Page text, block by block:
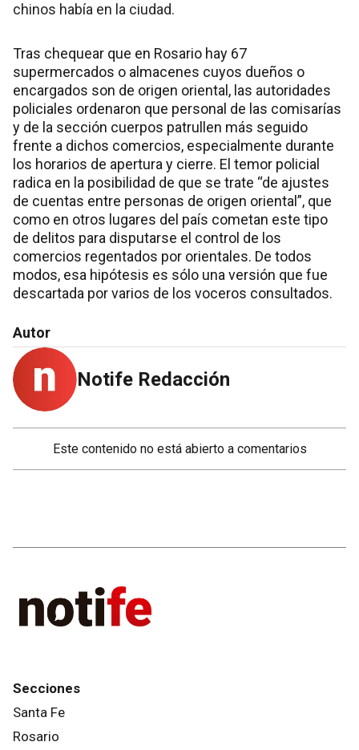
chinos había en la ciudad.
Tras chequear que en Rosario hay 67
supermercados o almacenes cuyos dueños o
encargados son de origen oriental, las autoridades
policiales ordenaron que personal de las comisarías
y de la sección cuerpos patrullen más seguido
frente a dichos comercios, especialmente durante
los horarios de apertura y cierre. El temor policial
radica en la posibilidad de que se trate “de ajustes
de cuentas entre personas de origen oriental”, que
como en otros lugares del país cometan este tipo
de delitos para disputarse el control de los
comercios regentados por orientales. De todos
modos, esa hipótesis es sólo una versión que fue
descartada por varios de los voceros consultados.
Autor
Notife Redacción
Este contenido no está abierto a comentarios
Secciones
Santa Fe
Rosario